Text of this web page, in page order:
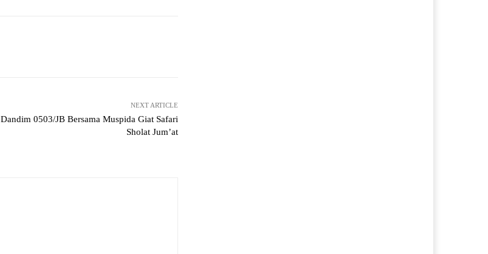
NEXT ARTICLE
Dandim 0503/JB Bersama Muspida Giat Safari
Sholat Jum’at